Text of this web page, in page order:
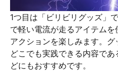
1つ目は「ビリビリグッズ」
で軽い電流が走るアイテム
アクションを楽しみます。
どこでも実践できる内容で
どにもおすすめです。